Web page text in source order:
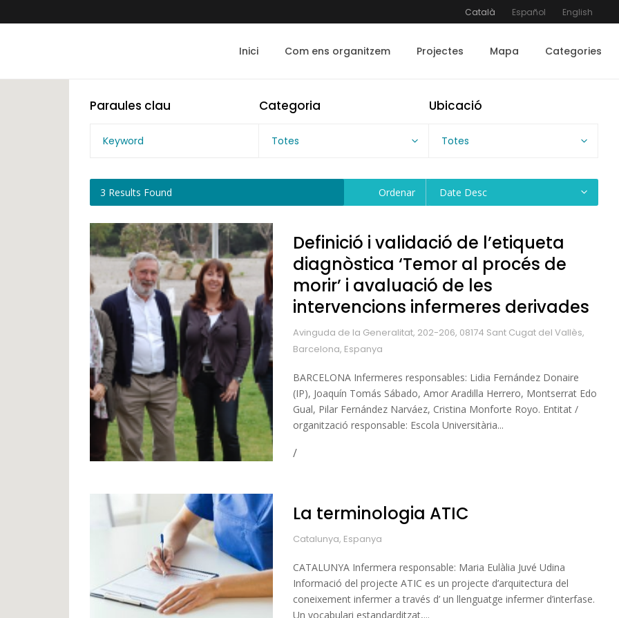
Català Español English
Inici Com ens organitzem Projectes Mapa Categories
Paraules clau Categoria
Totes
Ubicació
Totes
3 Results Found Ordenar Date Desc
Definició i validació de l’etiqueta
diagnòstica ‘Temor al procés de
morir’ i avaluació de les
intervencions infermeres derivades
Avinguda de la Generalitat, 202-206, 08174 Sant Cugat del Vallès,
Barcelona, Espanya
BARCELONA Infermeres responsables: Lidia Fernández Donaire
(IP), Joaquín Tomás Sábado, Amor Aradilla Herrero, Montserrat Edo
Gual, Pilar Fernández Narváez, Cristina Monforte Royo. Entitat /
organització responsable: Escola Universitària...
La terminologia ATIC
Catalunya, Espanya
CATALUNYA Infermera responsable: Maria Eulàlia Juvé Udina
Informació del projecte ATIC es un projecte d’arquitectura del
coneixement infermer a través d’ un llenguatge infermer d’interfase.
Un vocabulari estandarditzat,...